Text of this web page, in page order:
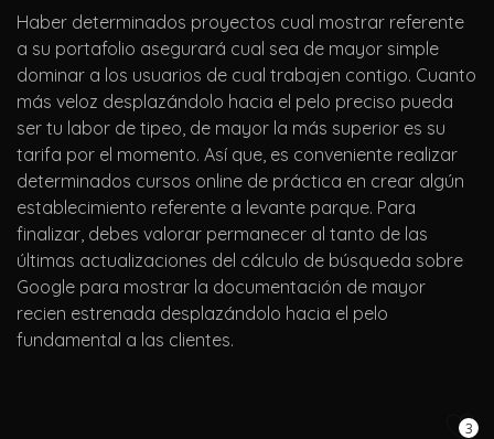
Haber determinados proyectos cual mostrar referente
a su portafolio asegurará cual sea de mayor simple
dominar a los usuarios de cual trabajen contigo. Cuanto
más veloz desplazándolo hacia el pelo preciso pueda
ser tu labor de tipeo, de mayor la más superior es su
tarifa por el momento. Así que, es conveniente realizar
determinados cursos online de práctica en crear algún
establecimiento referente a levante parque. Para
finalizar, debes valorar permanecer al tanto de las
últimas actualizaciones del cálculo de búsqueda sobre
Google para mostrar la documentación de mayor
recien estrenada desplazándolo hacia el pelo
fundamental a las clientes.
3